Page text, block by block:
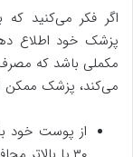
اگر فکر می‌کنید
پزشک خود اطلاع
مکملی باشد که
می‌کند، پزشک ممکن